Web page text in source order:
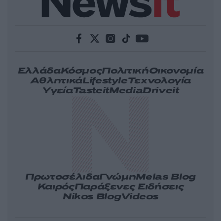
ΕλλάδαΚόσμοςΠολιτικήΟικονομία
ΑθλητικάLifestyleΤεχνολογία
ΥγείαTasteitMediaDriveit
ΠρωτοσέλιδαΓνώμηMelas Blog
ΚαιρόςΠαράξενες Ειδήσεις
Nikos BlogVideos